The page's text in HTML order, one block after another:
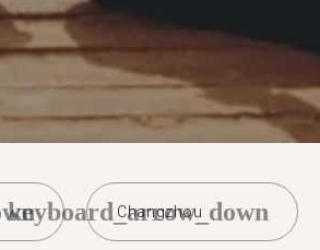
Changzhou
keyboard_arrow_down